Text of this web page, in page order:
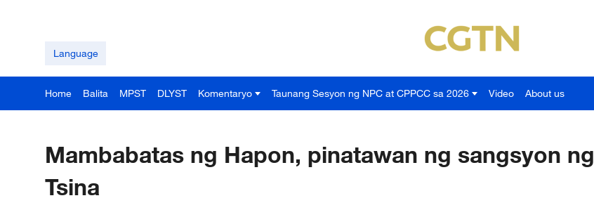
Language
Home Balita MPST DLYST Komentaryo Taunang Sesyon ng NPC at CPPCC sa 2026 Video About us
Mambabatas ng Hapon, pinatawan ng sangsyon ng
Tsina